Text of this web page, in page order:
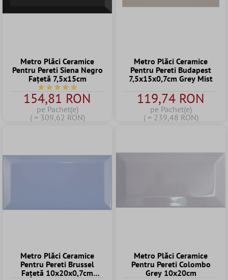
Metro Plăci Ceramice
Pentru Pereti Siena Negro
Fațetă 7,5x15cm
Durchschnittliche Bewertung von 5 von 5 Sternen
154,81 RON
pe Pachet(e)
( = 309,62 RON)
Metro Plăci Ceramice
Pentru Pereti Budapest
7,5x15x0,7cm Grey Mist
119,74 RON
pe Pachet(e)
( = 239,48 RON)
Metro Plăci Ceramice
Pentru Pereti Brussel
Fațetă 10x20x0,7cm
Metro Plăci Ceramice
Pentru Pereti Colombo
Grey 10x20cm